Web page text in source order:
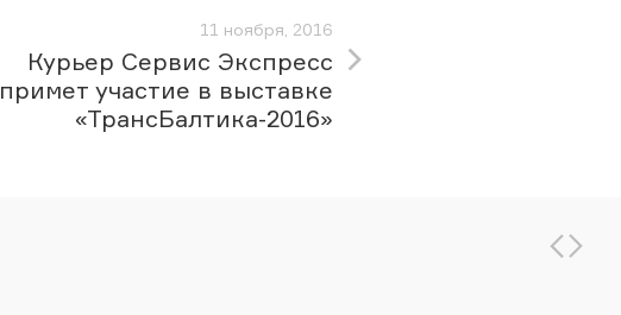
11 ноября, 2016
Курьер Сервис Экспресс
примет участие в выставке
«ТрансБалтика-2016»